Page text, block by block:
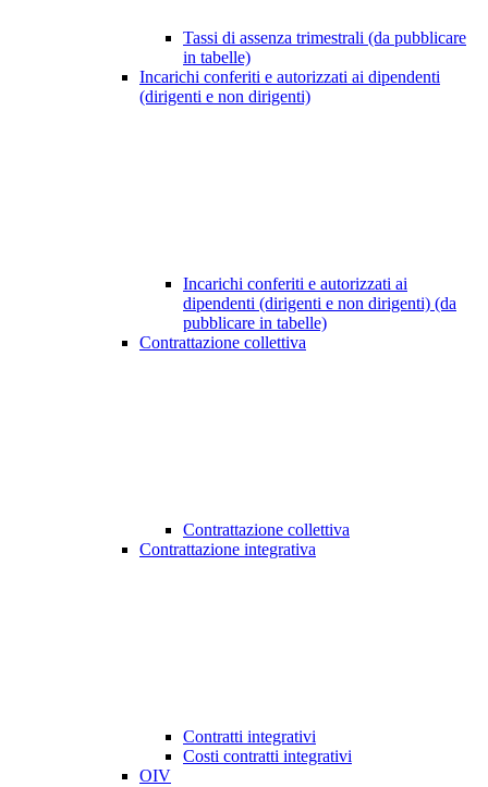
Tassi di assenza trimestrali (da pubblicare
in tabelle)
Incarichi conferiti e autorizzati ai dipendenti
(dirigenti e non dirigenti)
Incarichi conferiti e autorizzati ai
dipendenti (dirigenti e non dirigenti) (da
pubblicare in tabelle)
Contrattazione collettiva
Contrattazione collettiva
Contrattazione integrativa
Contratti integrativi
Costi contratti integrativi
OIV